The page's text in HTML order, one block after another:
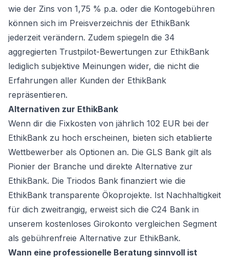
wie der Zins von 1,75 % p.a. oder die Kontogebühren
können sich im Preisverzeichnis der EthikBank
jederzeit verändern. Zudem spiegeln die 34
aggregierten Trustpilot-Bewertungen zur EthikBank
lediglich subjektive Meinungen wider, die nicht die
Erfahrungen aller Kunden der EthikBank
repräsentieren.
Alternativen zur EthikBank
Wenn dir die Fixkosten von jährlich 102 EUR bei der
EthikBank zu hoch erscheinen, bieten sich etablierte
Wettbewerber als Optionen an. Die GLS Bank gilt als
Pionier der Branche und direkte Alternative zur
EthikBank. Die Triodos Bank finanziert wie die
EthikBank transparente Ökoprojekte. Ist Nachhaltigkeit
für dich zweitrangig, erweist sich die C24 Bank in
unserem kostenloses Girokonto vergleichen Segment
als gebührenfreie Alternative zur EthikBank.
Wann eine professionelle Beratung sinnvoll ist